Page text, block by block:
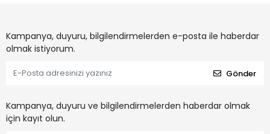
Kampanya, duyuru, bilgilendirmelerden e-posta ile haberdar
olmak istiyorum.
Gönder
Kampanya, duyuru ve bilgilendirmelerden haberdar olmak
için kayıt olun.